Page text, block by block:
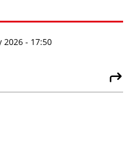
2026 - 17:50